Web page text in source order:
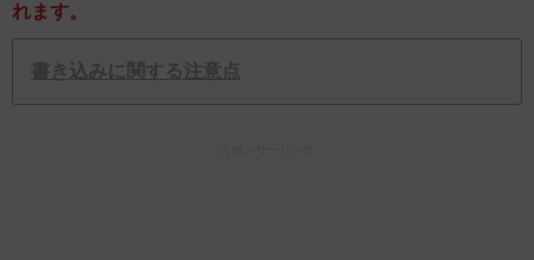
れます。
書き込みに関する注意点